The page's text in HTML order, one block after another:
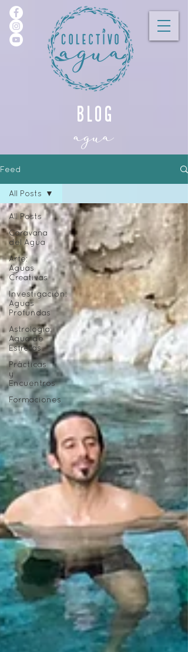
blog
agua
Feed
All Posts
Caravana
del Agua
Arte:
Aguas
Creativas
Investigación:
Aguas
Profundas
Astrología:
Agua de
Estrellas
Prácticas
y
Encuentros
Formaciones
All Posts